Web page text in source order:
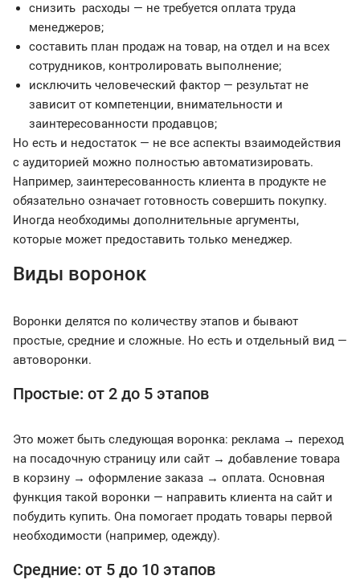
снизить расходы — не требуется оплата труда
менеджеров;
составить план продаж на товар, на отдел и на всех
сотрудников, контролировать выполнение;
исключить человеческий фактор — результат не
зависит от компетенции, внимательности и
заинтересованности продавцов;
Но есть и недостаток — не все аспекты взаимодействия
с аудиторией можно полностью автоматизировать.
Например, заинтересованность клиента в продукте не
обязательно означает готовность совершить покупку.
Иногда необходимы дополнительные аргументы,
которые может предоставить только менеджер.
Виды воронок
Воронки делятся по количеству этапов и бывают
простые, средние и сложные. Но есть и отдельный вид —
автоворонки.
Простые: от 2 до 5 этапов
Это может быть следующая воронка: реклама → переход
на посадочную страницу или сайт → добавление товара
в корзину → оформление заказа → оплата. Основная
функция такой воронки — направить клиента на сайт и
побудить купить. Она помогает продать товары первой
необходимости (например, одежду).
Средние: от 5 до 10 этапов